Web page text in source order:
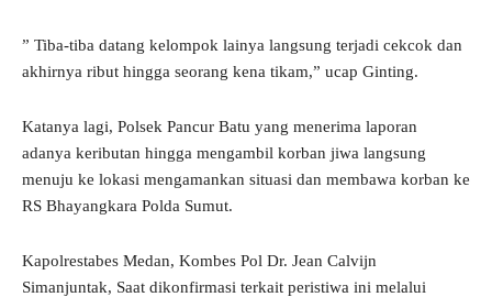
” Tiba-tiba datang kelompok lainya langsung terjadi cekcok dan
akhirnya ribut hingga seorang kena tikam,” ucap Ginting.
Katanya lagi, Polsek Pancur Batu yang menerima laporan
adanya keributan hingga mengambil korban jiwa langsung
menuju ke lokasi mengamankan situasi dan membawa korban ke
RS Bhayangkara Polda Sumut.
Kapolrestabes Medan, Kombes Pol Dr. Jean Calvijn
Simanjuntak, Saat dikonfirmasi terkait peristiwa ini melalui